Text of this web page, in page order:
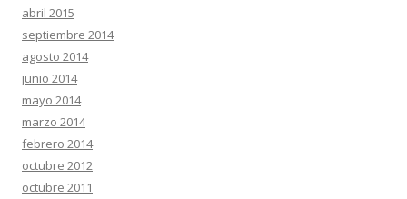
abril 2015
septiembre 2014
agosto 2014
junio 2014
mayo 2014
marzo 2014
febrero 2014
octubre 2012
octubre 2011